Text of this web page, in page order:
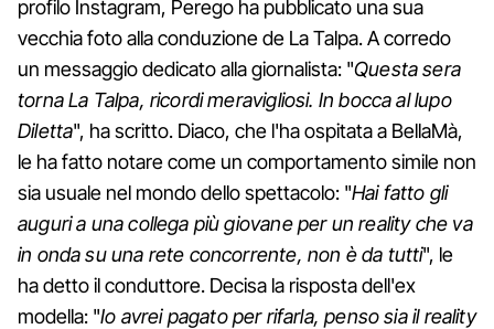
profilo Instagram, Perego ha pubblicato una sua
vecchia foto alla conduzione de La Talpa. A corredo
un messaggio dedicato alla giornalista: "Questa sera
torna La Talpa, ricordi meravigliosi. In bocca al lupo
Diletta", ha scritto. Diaco, che l'ha ospitata a BellaMà,
le ha fatto notare come un comportamento simile non
sia usuale nel mondo dello spettacolo: "Hai fatto gli
auguri a una collega più giovane per un reality che va
in onda su una rete concorrente, non è da tutti", le
ha detto il conduttore. Decisa la risposta dell'ex
modella: "Io avrei pagato per rifarla, penso sia il reality